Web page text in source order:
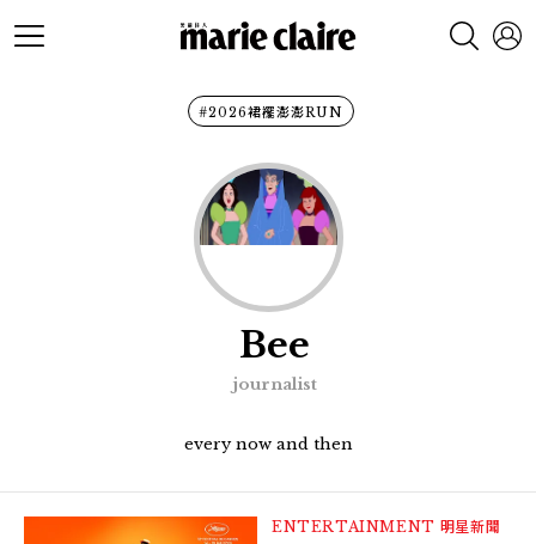
#2026裙襬澎澎RUN
Bee
journalist
every now and then
ENTERTAINMENT 明星新聞